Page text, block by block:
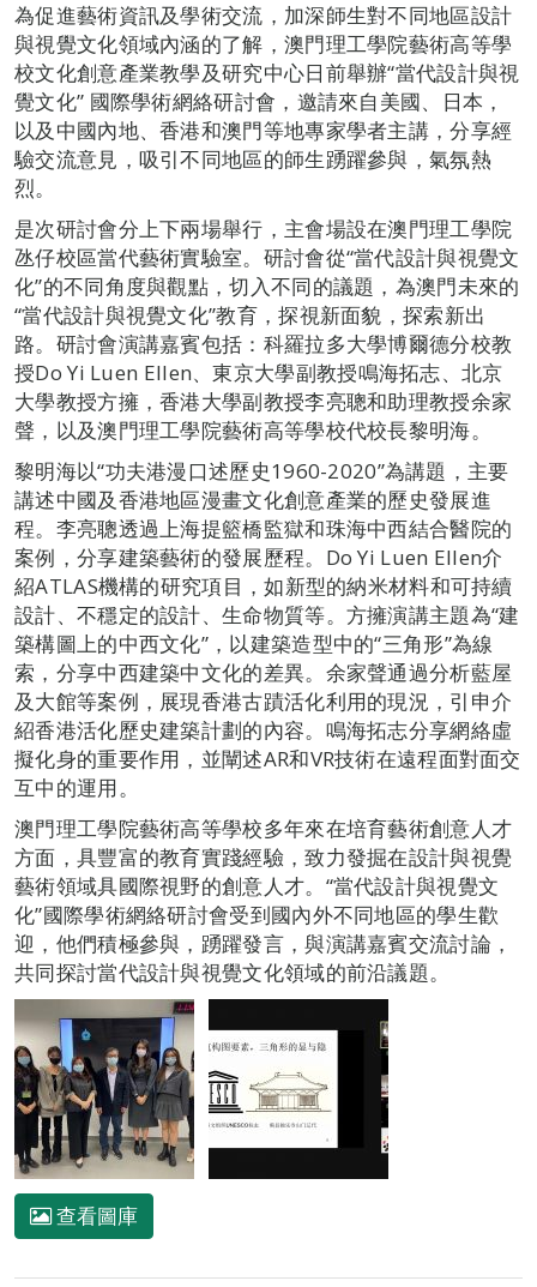
為促進藝術資訊及學術交流，加深師生對不同地區設計
與視覺文化領域內涵的了解，澳門理工學院藝術高等學
校文化創意產業教學及研究中心日前舉辦“當代設計與視
覺文化” 國際學術網絡研討會，邀請來自美國、日本，
以及中國內地、香港和澳門等地專家學者主講，分享經
驗交流意見，吸引不同地區的師生踴躍參與，氣氛熱
烈。
是次研討會分上下兩場舉行，主會場設在澳門理工學院
氹仔校區當代藝術實驗室。研討會從“當代設計與視覺文
化”的不同角度與觀點，切入不同的議題，為澳門未來的
“當代設計與視覺文化”教育，探視新面貌，探索新出
路。研討會演講嘉賓包括：科羅拉多大學博爾德分校教
授Do Yi Luen Ellen、東京大學副教授鳴海拓志、北京
大學教授方擁，香港大學副教授李亮聰和助理教授余家
聲，以及澳門理工學院藝術高等學校代校長黎明海。
黎明海以“功夫港漫口述歷史1960-2020”為講題，主要
講述中國及香港地區漫畫文化創意產業的歷史發展進
程。李亮聰透過上海提籃橋監獄和珠海中西結合醫院的
案例，分享建築藝術的發展歷程。Do Yi Luen Ellen介
紹ATLAS機構的研究項目，如新型的納米材料和可持續
設計、不穩定的設計、生命物質等。方擁演講主題為“建
築構圖上的中西文化”，以建築造型中的“三角形”為線
索，分享中西建築中文化的差異。余家聲通過分析藍屋
及大館等案例，展現香港古蹟活化利用的現況，引申介
紹香港活化歷史建築計劃的內容。鳴海拓志分享網絡虛
擬化身的重要作用，並闡述AR和VR技術在遠程面對面交
互中的運用。
澳門理工學院藝術高等學校多年來在培育藝術創意人才
方面，具豐富的教育實踐經驗，致力發掘在設計與視覺
藝術領域具國際視野的創意人才。“當代設計與視覺文
化”國際學術網絡研討會受到國內外不同地區的學生歡
迎，他們積極參與，踴躍發言，與演講嘉賓交流討論，
共同探討當代設計與視覺文化領域的前沿議題。
查看圖庫